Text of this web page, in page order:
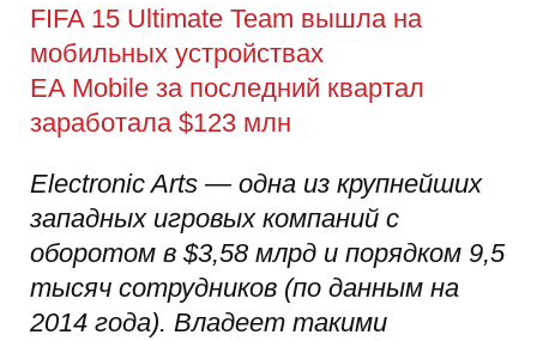
FIFA 15 Ultimate Team вышла на
мобильных устройствах
EA Mobile за последний квартал
заработала $123 млн
Electronic Arts — одна из крупнейших
западных игровых компаний с
оборотом в $3,58 млрд и порядком 9,5
тысяч сотрудников (по данным на
2014 года). Владеет такими